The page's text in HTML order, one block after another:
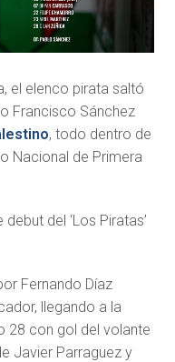
el elenco pirata saltó
Francisco Sánchez
, todo dentro de
Nacional de Primera
del ‘Los Piratas’
Fernando Díaz
llegando a la
28 con gol del volante
Javier Parraguez y